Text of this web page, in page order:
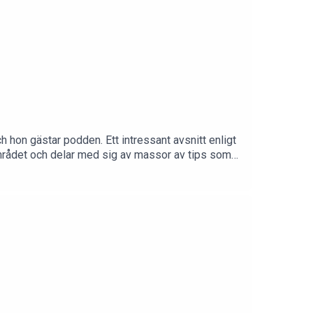
hon gästar podden. Ett intressant avsnitt enligt
och delar med sig av massor av tips som
@neuropsykologengabriella. Vill du komma
och på Linkedin som CAROLINE
ned. Sprid podden till dem som behöver